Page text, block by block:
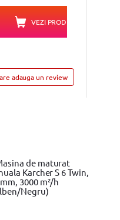
VEZI PRODUS
adauga un review